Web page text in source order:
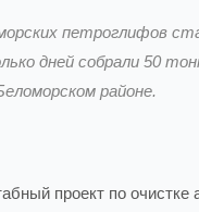
петроглифов
дней собрали 50
районе.
проект по очистке